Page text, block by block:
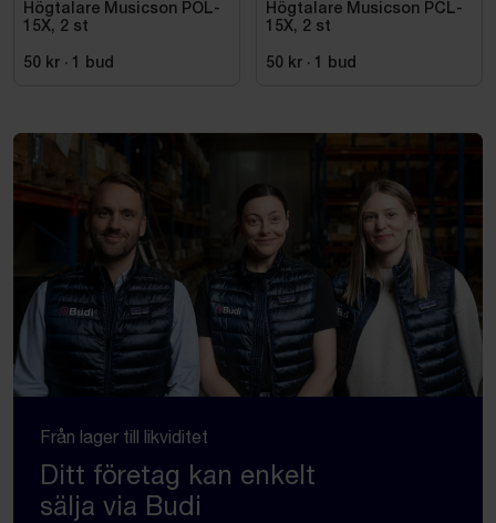
Högtalare Musicson POL-
15X, 2 st
50 kr · 1 bud
Högtalare Musicson PCL-
15X, 2 st
50 kr · 1 bud
Från lager till likviditet
Ditt företag kan enkelt
sälja via Budi